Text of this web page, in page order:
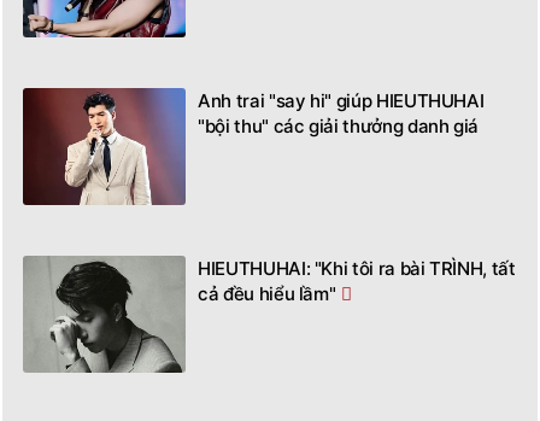
Anh trai "say hi" giúp HIEUTHUHAI
"bội thu" các giải thưởng danh giá
HIEUTHUHAI: "Khi tôi ra bài TRÌNH, tất
cả đều hiểu lầm"